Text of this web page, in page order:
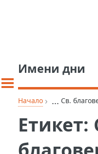
Имени дни
Начало › ... Св.
Етикет: